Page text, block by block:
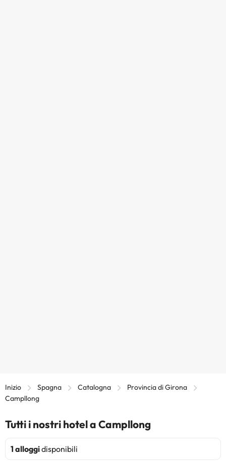
Inizio Spagna Catalogna
Provincia di Girona
Campllong
Tutti i nostri hotel a Campllong
1 alloggidisponibili